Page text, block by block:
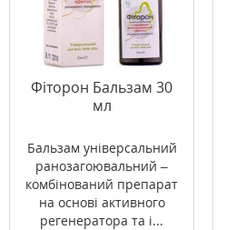
Фіторон Бальзам 30
мл
Бальзам універсальний
ранозагоювальний –
комбінований препарат
на основі активного
регенератора та і...